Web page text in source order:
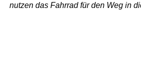
nutzen das Fahrrad für den Weg in